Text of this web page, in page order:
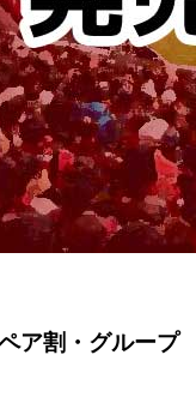
ア割・グループ